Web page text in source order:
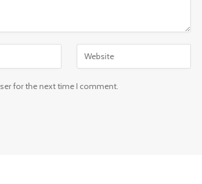
for the next time I comment.